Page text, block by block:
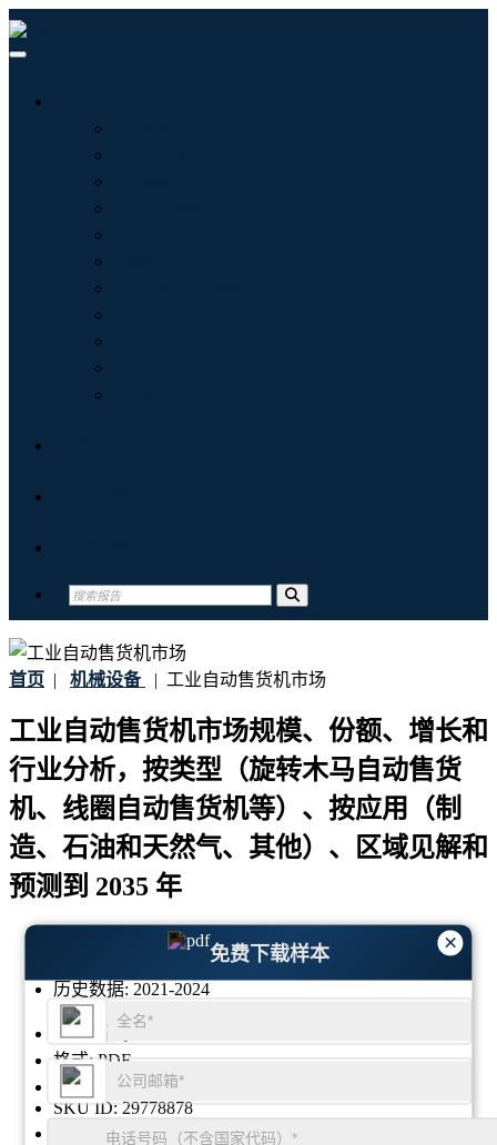
首页 | 机械设备 | 工业自动售货机市场
工业自动售货机市场规模、份额、增长和
行业分析，按类型（旋转木马自动售货
机、线圈自动售货机等）、按应用（制
造、石油和天然气、其他）、区域见解和
预测到 2035 年
06-March-2026
历史数据: 2021-2024
地区:
全球
格式:PDF
报告ID: GGI108465
SKU ID:29778878
105
×
免费下载样本